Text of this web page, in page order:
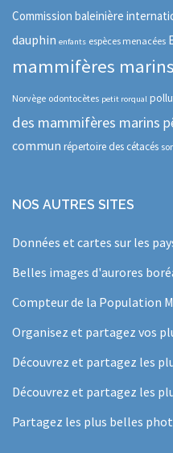
Commission baleinière
dauphin enfants espèces menacées
mammifères marins
Norvège odontocètes petit rorqual
des mammifères marins
commun répertoire des cétacés
NOS AUTRES SITES
Données et cartes sur les
Belles images d'aurores
Compteur de la Population
Organisez et partagez vos
Découvrez et partagez les
Découvrez et partagez les
Partagez les plus belles